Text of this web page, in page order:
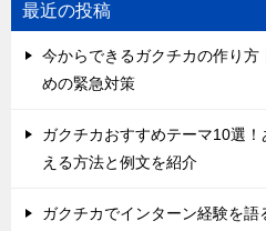
最近の投稿
今からできるガクチカの作り
めの緊急対策
ガクチカおすすめテーマ10選
える方法と例文を紹介
ガクチカでインターン経験を